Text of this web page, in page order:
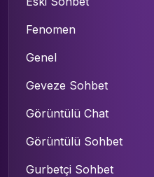
Fenomen
Genel
Geveze Sohbet
Görüntülü Chat
Görüntülü Sohbet
Gurbetçi Sohbet